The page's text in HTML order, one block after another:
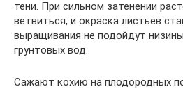
тени. При сильном затенении
ветвиться, и окраска листьев
выращивания не подойдут
грунтовых вод.
Сажают кохию на плодородных